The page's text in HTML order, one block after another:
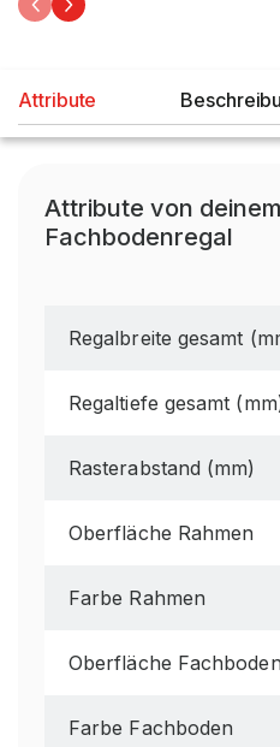
Attribute
Attribute von deinem
Fachbodenregal
Regalbreite gesamt
Regaltiefe gesamt
Rasterabstand (mm)
Oberfläche Rahmen
Farbe Rahmen
Oberfläche Fachboden
Farbe Fachboden